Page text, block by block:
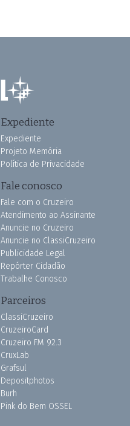
Expediente
Expediente
Projeto Memória
Política de Privacidade
Fale conosco
Fale com o Cruzeiro
Atendimento ao Assinante
Anuncie no Cruzeiro
Anuncie no ClassiCruzeiro
Publicidade Legal
Repórter Cidadão
Trabalhe Conosco
Parceiros
ClassiCruzeiro
CruzeiroCard
Cruzeiro FM 92.3
CruxLab
Grafsul
Depositphotos
Burh
Pink do Bem OSSEL